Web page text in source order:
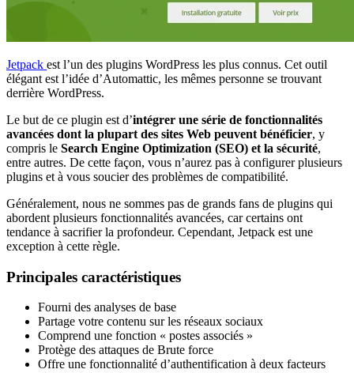
Jetpack est l’un des plugins WordPress les plus connus. Cet outil
élégant est l’idée d’Automattic, les mêmes personne se trouvant
derrière WordPress.
Le but de ce plugin est d’intégrer une série de fonctionnalités
avancées dont la plupart des sites Web peuvent bénéficier, y
compris le Search Engine Optimization (SEO) et la sécurité,
entre autres. De cette façon, vous n’aurez pas à configurer plusieurs
plugins et à vous soucier des problèmes de compatibilité.
Généralement, nous ne sommes pas de grands fans de plugins qui
abordent plusieurs fonctionnalités avancées, car certains ont
tendance à sacrifier la profondeur. Cependant, Jetpack est une
exception à cette règle.
Principales caractéristiques
Fourni des analyses de base
Partage votre contenu sur les réseaux sociaux
Comprend une fonction « postes associés »
Protège des attaques de Brute force
Offre une fonctionnalité d’authentification à deux facteurs